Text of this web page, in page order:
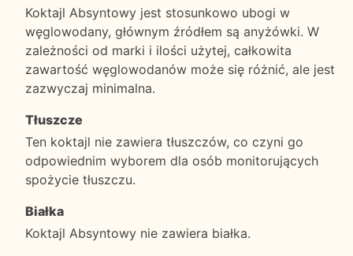
Koktajl Absyntowy jest stosunkowo ubogi w
węglowodany, głównym źródłem są anyżówki. W
zależności od marki i ilości użytej, całkowita
zawartość węglowodanów może się różnić, ale jest
zazwyczaj minimalna.
Tłuszcze
Ten koktajl nie zawiera tłuszczów, co czyni go
odpowiednim wyborem dla osób monitorujących
spożycie tłuszczu.
Białka
Koktajl Absyntowy nie zawiera białka.